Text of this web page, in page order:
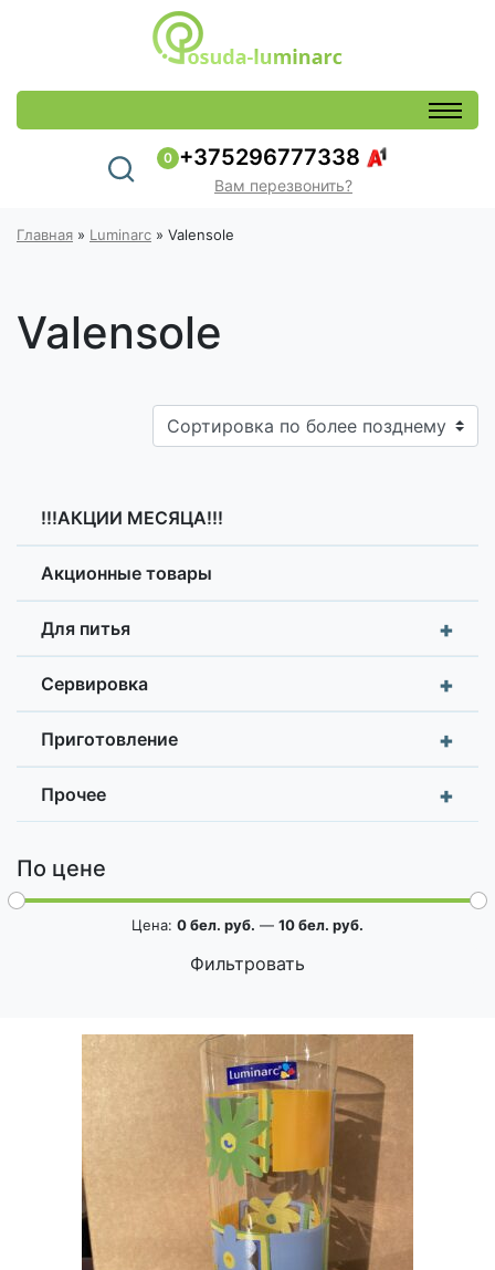
0 +375296777338
Вам перезвонить?
Главная » Luminarc » Valensole
Valensole
!!!АКЦИИ МЕСЯЦА!!!
Акционные товары
+
Для питья
+
Сервировка
+
Приготовление
+
Прочее
По цене
Фильтровать
Цена: 0 бел. руб. — 10 бел. руб.